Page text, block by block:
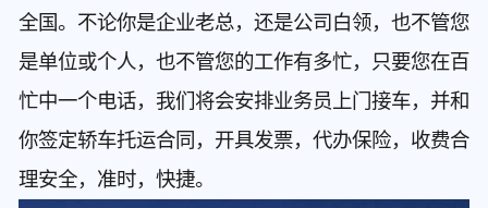
全国。不论你是企业老总，还是公司白领，也不管您
是单位或个人，也不管您的工作有多忙，只要您在百
忙中一个电话，我们将会安排业务员上门接车，并和
你签定轿车托运合同，开具发票，代办保险，收费合
理安全，准时，快捷。